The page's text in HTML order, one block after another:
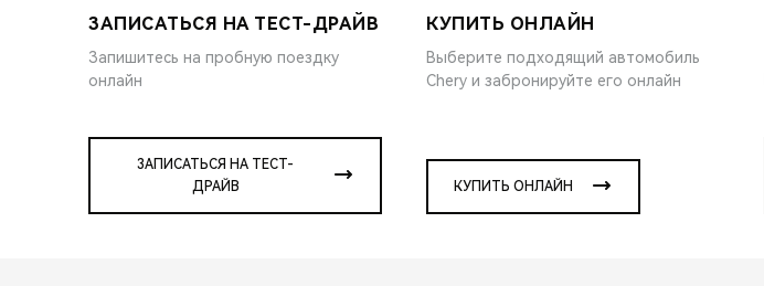
ЗАПИСАТЬСЯ НА ТЕСТ-ДРАЙВ
Запишитесь на пробную поездку
онлайн
ЗАПИСАТЬСЯ НА ТЕСТ-
ДРАЙВ
КУПИТЬ ОНЛАЙН
Выберите подходящий автомобиль
Chery и забронируйте его онлайн
КУПИТЬ ОНЛАЙН